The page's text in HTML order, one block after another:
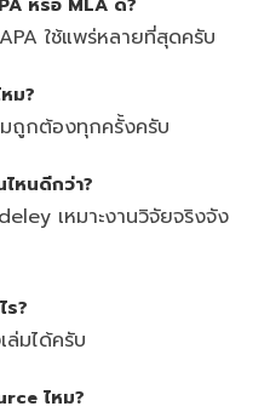
ใช้แพร่หลายที่สุดครับ
ม?
ถูกต้องทุกครั้งครับ
หนดีกว่า?
เหมาะงานวิจัยจริงจัง
ร?
ล่มได้ครับ
ไหม?